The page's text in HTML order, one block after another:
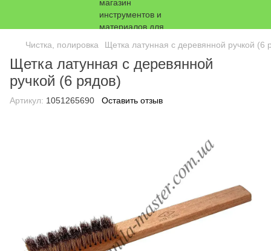
Чистка, полировка Щетка латунная с деревянной ручкой (6
Щетка латунная с деревянной
ручкой (6 рядов)
Артикул: 1051265690 Оставить отзыв